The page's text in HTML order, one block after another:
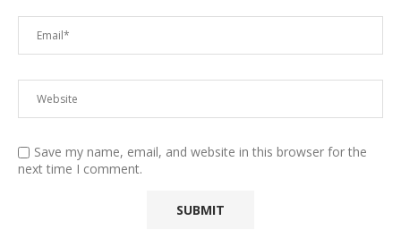
Save my name, email, and website in this browser for the
next time I comment.